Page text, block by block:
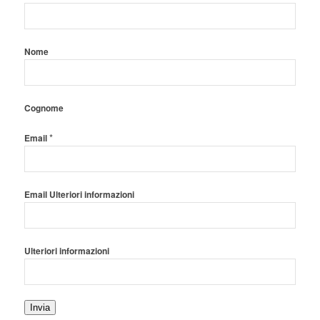
Nome
Cognome
Email*
Email Ulteriori informazioni
Ulteriori informazioni
Invia